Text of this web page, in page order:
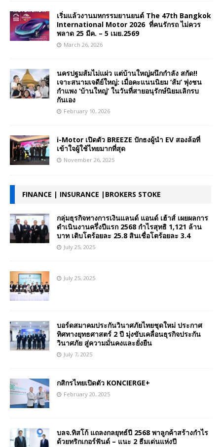
เริ่มแล้วงานมหกรรมยานยนต์ The 47th Bangkok
International Motor 2026 ที่คนรักรถ ไม่ควร
พลาด 25 มีค. – 5 เมย.2569
March 26, 2026
นครปฐมส้มไม่แผ่ว แต่บ้านใหญ่ผนึกกำลัง สกัด!!
เจาะสนามเจดีย์ใหญ่: เมื่อคะแนนนิยม ‘ส้ม’ พุ่งชน
กำแพง ‘บ้านใหญ่’ ในวันที่สายอนุรักษ์นิยมเลิกรบ
กันเอง
February 10, 2026
i-Motor เปิดตัว BREEZE ปักธงผู้นำ EV สองล้อที่
เข้าใจผู้ใช้ไทยมากที่สุด
November 26, 2025
FINANCE | INSURANCE |BROKERS STOKE
กลุ่มธุรกิจทางการเงินแลนด์ แอนด์ เฮ้าส์ เผยผลการ
ดำเนินงานครึ่งปีแรก 2568 กำไรสุทธิ 1,121 ล้าน
บาท เติบโตร้อยละ 25.8 สินเชื่อโตร้อยละ 3.4
July 25, 2025
July 25, 2025
บอร์ดสมาคมประกันวินาศภัยไทยชุดใหม่ ประกาศ
ทิศทางยุทธศาสตร์ 2 ปี มุ่งขับเคลื่อนธุรกิจประกัน
วินาศภัย สู่ความมั่นคงและยั่งยืน
July 7, 2025
กสิกรไทยเปิดตัว KONCIERGE+
February 20, 2025
บลจ.ทิสโก้ แถลงกลยุทธ์ปี 2568 พาลูกค้าสร้างกำไร
ด้วยทริกเกอร์ฟันด์ – แนะ 2 ธีมเด่นแห่งปี